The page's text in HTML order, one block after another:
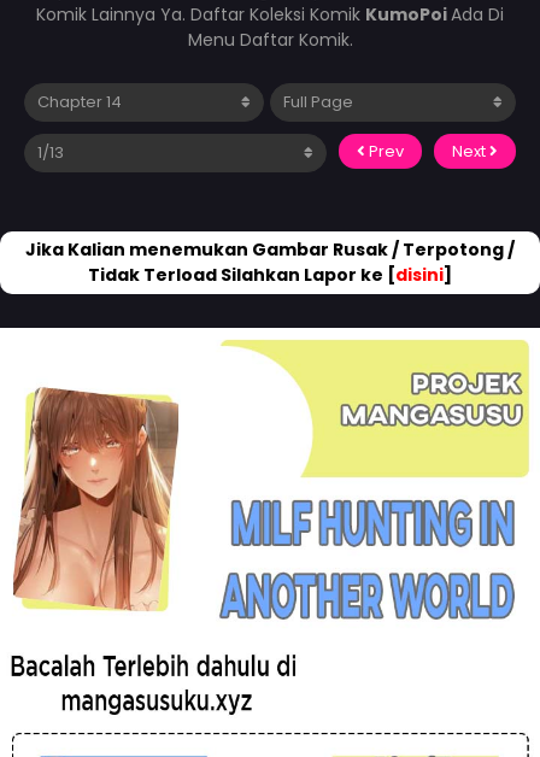
Komik Lainnya Ya. Daftar Koleksi Komik KumoPoiAda Di
Menu Daftar Komik.
Prev Next
Jika Kalian menemukan Gambar Rusak / Terpotong /
Tidak Terload Silahkan Lapor ke [disini]